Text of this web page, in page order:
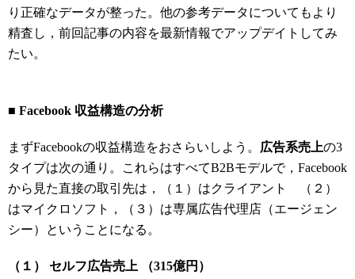
り正確なデータが整った。他の参考データについてもより
精査し，前回記事の内容を最新情報でアップデイトしてみ
たい。
■ Facebook 収益構造の分析
まずFacebookの収益構造をおさらいしよう。 広告系売上の3
タイプは次の通り。これらはすべてB2Bモデルで，Facebook
から見た直接の取引先は，（１）はクライアント （２）
はマイクロソフト，（３）は専属広告代理店（エージェン
シー）ということになる。
（１） セルフ広告売上 （315億円）